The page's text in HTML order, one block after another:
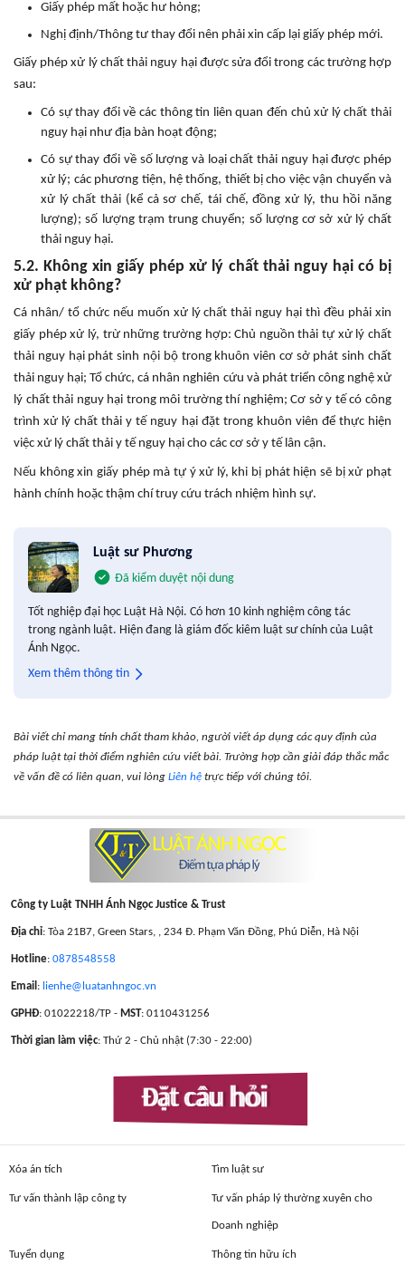
Giấy phép mất hoặc hư hỏng;
Nghị định/Thông tư thay đổi nên phải xin cấp lại giấy phép mới.
Giấy phép xử lý chất thải nguy hại được sửa đổi trong các trường hợp
sau:
Có sự thay đổi về các thông tin liên quan đến chủ xử lý chất thải
nguy hại như địa bàn hoạt động;
Có sự thay đổi về số lượng và loại chất thải nguy hại được phép
xử lý; các phương tiện, hệ thống, thiết bị cho việc vận chuyển và
xử lý chất thải (kể cả sơ chế, tái chế, đồng xử lý, thu hồi năng
lượng); số lượng trạm trung chuyển; số lượng cơ sở xử lý chất
thải nguy hại.
5.2. Không xin giấy phép xử lý chất thải nguy hại có bị
xử phạt không?
Cá nhân/ tổ chức nếu muốn xử lý chất thải nguy hại thì đều phải xin
giấy phép xử lý, trừ những trường hợp: Chủ nguồn thải tự xử lý chất
thải nguy hại phát sinh nội bộ trong khuôn viên cơ sở phát sinh chất
thải nguy hại; Tổ chức, cá nhân nghiên cứu và phát triển công nghệ xử
lý chất thải nguy hại trong môi trường thí nghiệm; Cơ sở y tế có công
trình xử lý chất thải y tế nguy hại đặt trong khuôn viên để thực hiện
việc xử lý chất thải y tế nguy hại cho các cơ sở y tế lân cận.
Nếu không xin giấy phép mà tự ý xử lý, khi bị phát hiện sẽ bị xử phạt
hành chính hoặc thậm chí truy cứu trách nhiệm hình sự.
Luật sư Phương
Đã kiểm duyệt nội dung
Tốt nghiệp đại học Luật Hà Nội. Có hơn 10 kinh nghiệm công tác
trong ngành luật. Hiện đang là giám đốc kiêm luật sư chính của Luật
Ánh Ngọc.
Xem thêm thông tin
Bài viết chỉ mang tính chất tham khảo, người viết áp dụng các quy định của
pháp luật tại thời điểm nghiên cứu viết bài. Trường hợp cần giải đáp thắc mắc
về vấn đề có liên quan, vui lòng Liên hệ trực tiếp với chúng tôi.
Công ty Luật TNHH Ánh Ngọc Justice & Trust
Địa chỉ: Tòa 21B7, Green Stars, , 234 Đ. Phạm Văn Đồng, Phú Diễn, Hà Nội
Hotline: 0878548558
Email : lienhe@luatanhngoc.vn
GPHĐ: 01022218/TP - MST: 0110431256
Thời gian làm việc: Thứ 2 - Chủ nhật (7:30 - 22:00)
Đặt câu hỏi
Xóa án tích Tìm luật sư
Tư vấn thành lập công ty Tư vấn pháp lý thường xuyên cho
Doanh nghiệp
Tuyển dụng Thông tin hữu ích